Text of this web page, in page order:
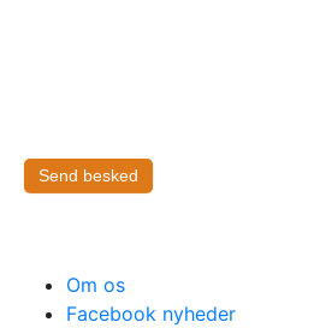
Send besked
Om os
Facebook nyheder